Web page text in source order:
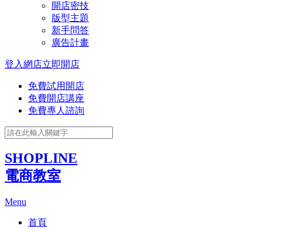
開店密技
版型主題
新手問答
廣告計畫
登入網店立即開店
免費試用開店
免費開店講座
免費專人諮詢
SHOPLINE
電商教室
Menu
首頁